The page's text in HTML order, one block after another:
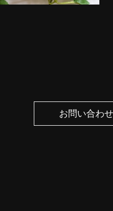
お問い合わ